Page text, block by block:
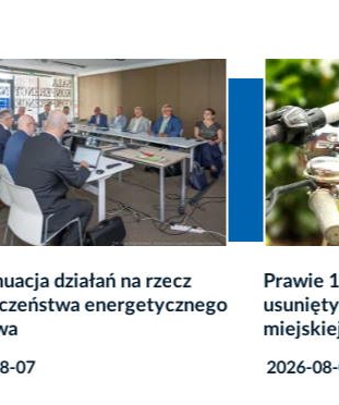
Prawie 1000 rowerów
usuniętych z przestrzeni